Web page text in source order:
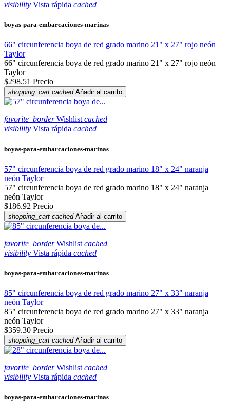
visibility Vista rápida cached
boyas-para-embarcaciones-marinas
66" circunferencia boya de red grado marino 21" x 27" rojo neón
Taylor
66" circunferencia boya de red grado marino 21" x 27" rojo neón
Taylor
$298.51 Precio
shopping_cart cached Añadir al carrito
favorite_border Wishlist cached
visibility Vista rápida cached
boyas-para-embarcaciones-marinas
57" circunferencia boya de red grado marino 18" x 24" naranja
neón Taylor
57" circunferencia boya de red grado marino 18" x 24" naranja
neón Taylor
$186.92 Precio
shopping_cart cached Añadir al carrito
favorite_border Wishlist cached
visibility Vista rápida cached
boyas-para-embarcaciones-marinas
85" circunferencia boya de red grado marino 27" x 33" naranja
neón Taylor
85" circunferencia boya de red grado marino 27" x 33" naranja
neón Taylor
$359.30 Precio
shopping_cart cached Añadir al carrito
favorite_border Wishlist cached
visibility Vista rápida cached
boyas-para-embarcaciones-marinas